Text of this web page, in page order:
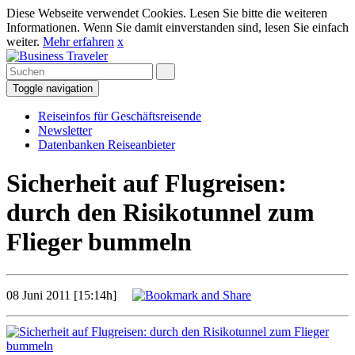
Diese Webseite verwendet Cookies. Lesen Sie bitte die weiteren
Informationen. Wenn Sie damit einverstanden sind, lesen Sie einfach
weiter. Mehr erfahren x
Toggle navigation
Reiseinfos für Geschäftsreisende
Newsletter
Datenbanken Reiseanbieter
Sicherheit auf Flugreisen:
durch den Risikotunnel zum
Flieger bummeln
08 Juni 2011 [15:14h]